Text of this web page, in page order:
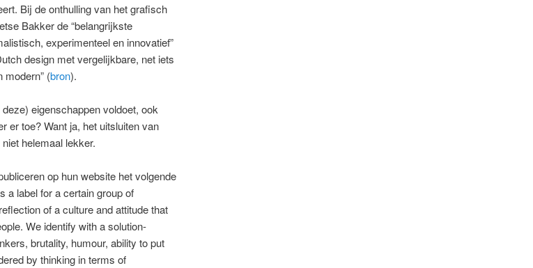
Bij de onthulling van het grafisch
Bakker de “belangrijkste
experimenteel en innovatief”
design met vergelijkbare, net iets
modern” (bron).
eigenschappen voldoet, ook
er toe? Want ja, het uitsluiten van
helemaal lekker.
op hun website het volgende
a label for a certain group of
of a culture and attitude that
We identify with a solution-
brutality, humour, ability to put
by thinking in terms of